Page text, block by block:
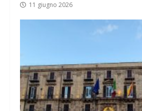
11 giugno 2026